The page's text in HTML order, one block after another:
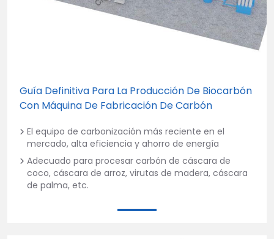
Guía Definitiva Para La Producción De Biocarbón
Con Máquina De Fabricación De Carbón
El equipo de carbonización más reciente en el
mercado, alta eficiencia y ahorro de energía
Adecuado para procesar carbón de cáscara de
coco, cáscara de arroz, virutas de madera, cáscara
de palma, etc.